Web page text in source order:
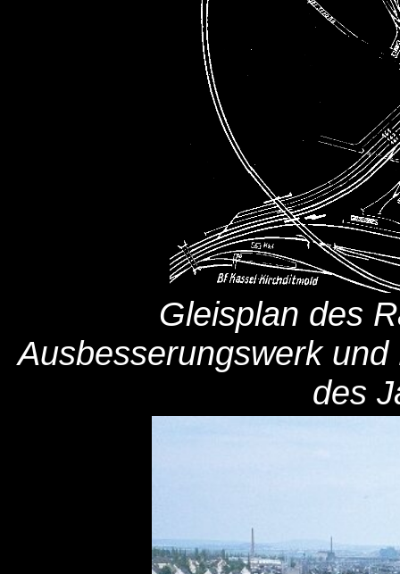
Gleisplan des
Ausbesserungswerk
des